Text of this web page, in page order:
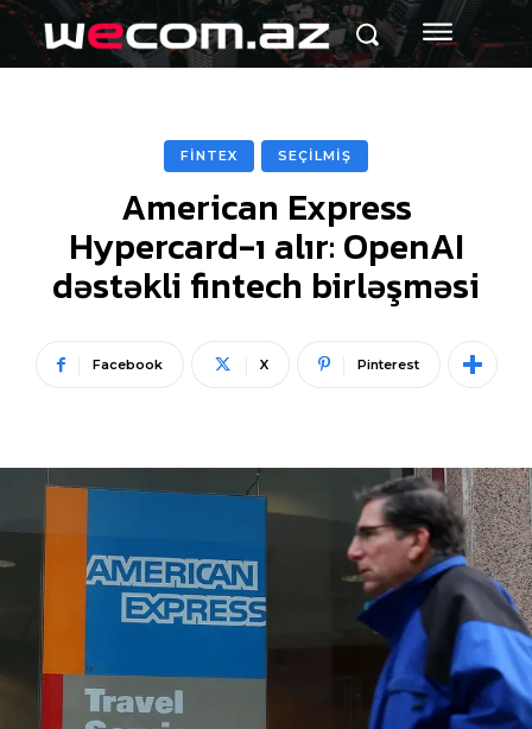
FİNTEX SEÇİLMİŞ
American Express
Hypercard-ı alır: OpenAI
dəstəkli fintech birləşməsi
Facebook X Pinterest